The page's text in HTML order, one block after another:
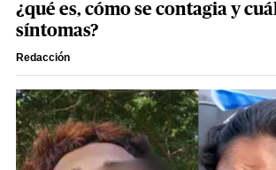
¿qué es, cómo se contagia y
síntomas?
Redacción